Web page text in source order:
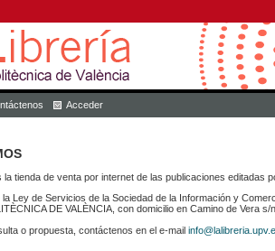
Acceder
tienda de venta por internet de las publicaciones editadas
la Ley de Servicios de la Sociedad de la Información y
DE VALÈNCIA, con domicilio en Camino de Vera
o propuesta, contáctenos en el e-mail